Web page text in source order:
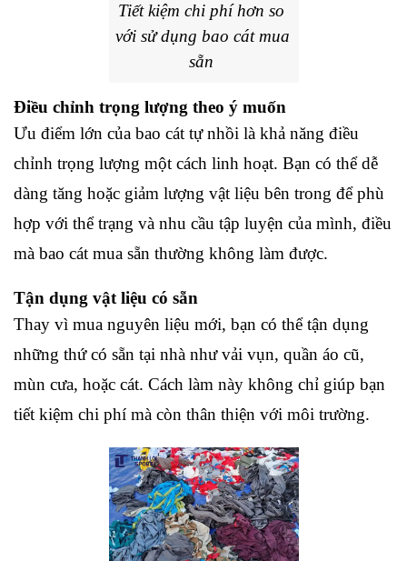
Tiết kiệm chi phí hơn so
với sử dụng bao cát mua
sẵn
Điều chỉnh trọng lượng theo ý muốn
Ưu điểm lớn của bao cát tự nhồi là khả năng điều
chỉnh trọng lượng một cách linh hoạt. Bạn có thể dễ
dàng tăng hoặc giảm lượng vật liệu bên trong để phù
hợp với thể trạng và nhu cầu tập luyện của mình, điều
mà bao cát mua sẵn thường không làm được.
Tận dụng vật liệu có sẵn
Thay vì mua nguyên liệu mới, bạn có thể tận dụng
những thứ có sẵn tại nhà như vải vụn, quần áo cũ,
mùn cưa, hoặc cát. Cách làm này không chỉ giúp bạn
tiết kiệm chi phí mà còn thân thiện với môi trường.